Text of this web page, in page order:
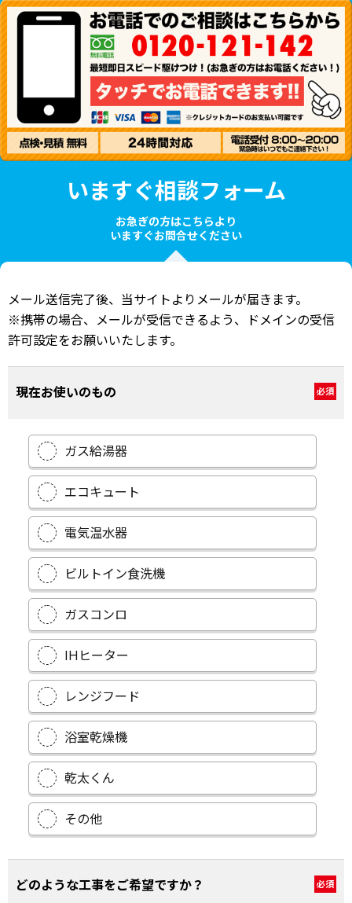
いますぐ相談フォーム
お急ぎの方はこちらより
いますぐお問合せください
メール送信完了後、当サイトよりメールが届きます。
※携帯の場合、メールが受信できるよう、ドメインの受信
許可設定をお願いいたします。
現在お使いのもの 必須
ガス給湯器
エコキュート
電気温水器
ビルトイン食洗機
ガスコンロ
IHヒーター
レンジフード
浴室乾燥機
乾太くん
その他
どのような工事をご希望ですか？ 必須